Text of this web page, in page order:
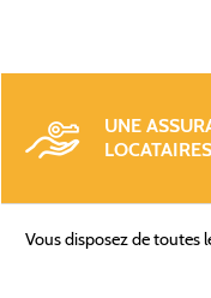
UNE
LOCATAIRES
Vous disposez de toutes